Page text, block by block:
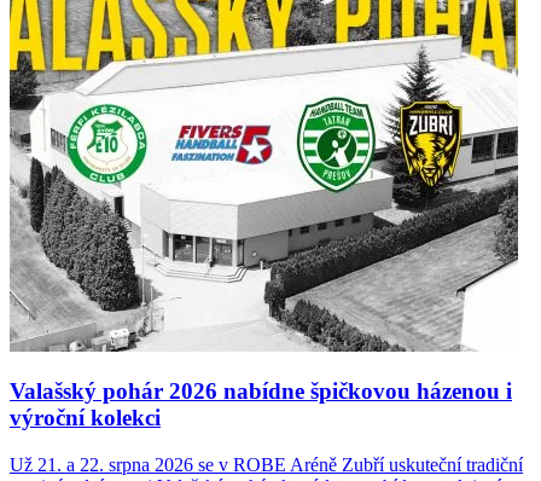
Valašský pohár 2026 nabídne špičkovou házenou i
výroční kolekci
Už 21. a 22. srpna 2026 se v ROBE Aréně Zubří uskuteční tradiční